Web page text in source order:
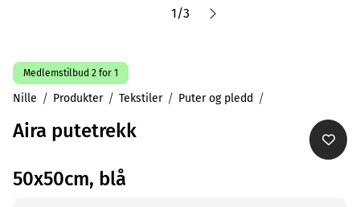
1/3
Medlemstilbud 2 for 1
Nille Produkter Tekstiler Puter og pledd
Aira putetrekk
50x50cm, blå